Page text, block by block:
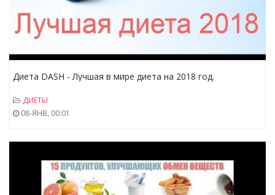
Диета DASH - Лучшая в мире диета на 2018 год.
ДИЕТЫ
08-ЯНВ, 00:01